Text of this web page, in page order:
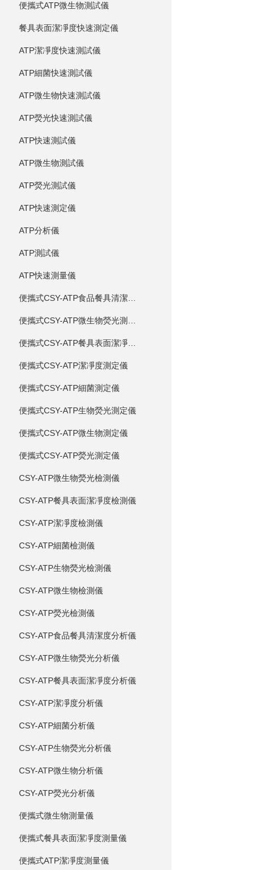
便攜式ATP微生物測試儀
餐具表面潔凈度快速測定儀
ATP潔凈度快速測試儀
ATP細菌快速測試儀
ATP微生物快速測試儀
ATP熒光快速測試儀
ATP快速測試儀
ATP微生物測試儀
ATP熒光測試儀
ATP快速測定儀
ATP分析儀
ATP測試儀
ATP快速測量儀
便攜式CSY-ATP潔凈度測定儀
便攜式CSY-ATP細菌測定儀
便攜式CSY-ATP生物熒光測定儀
便攜式CSY-ATP微生物測定儀
便攜式CSY-ATP熒光測定儀
CSY-ATP微生物熒光檢測儀
CSY-ATP餐具表面潔凈度檢測儀
CSY-ATP潔凈度檢測儀
CSY-ATP細菌檢測儀
CSY-ATP生物熒光檢測儀
CSY-ATP微生物檢測儀
CSY-ATP熒光檢測儀
CSY-ATP食品餐具清潔度分析儀
CSY-ATP微生物熒光分析儀
CSY-ATP餐具表面潔凈度分析儀
CSY-ATP潔凈度分析儀
CSY-ATP細菌分析儀
CSY-ATP生物熒光分析儀
CSY-ATP微生物分析儀
CSY-ATP熒光分析儀
便攜式微生物測量儀
便攜式餐具表面潔凈度測量儀
便攜式ATP潔凈度測量儀